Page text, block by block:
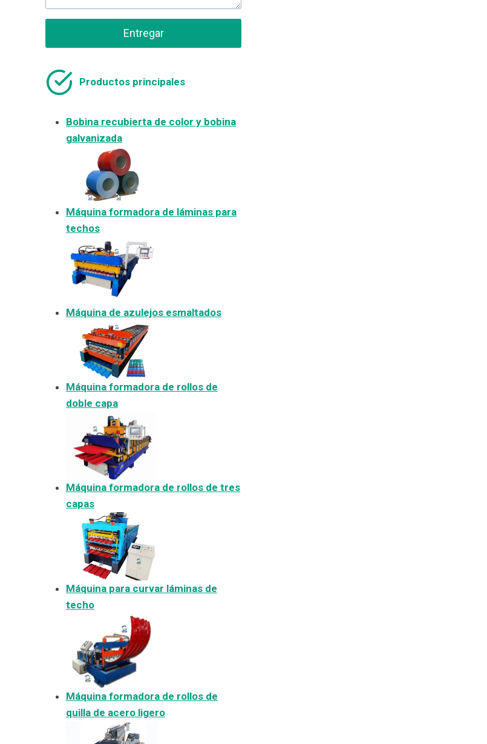
Entregar
Productos principales
Bobina recubierta de color y bobina
galvanizada
Máquina formadora de láminas para
techos
Máquina de azulejos esmaltados
Máquina formadora de rollos de
doble capa
Máquina formadora de rollos de tres
capas
Máquina para curvar láminas de
techo
Máquina formadora de rollos de
quilla de acero ligero